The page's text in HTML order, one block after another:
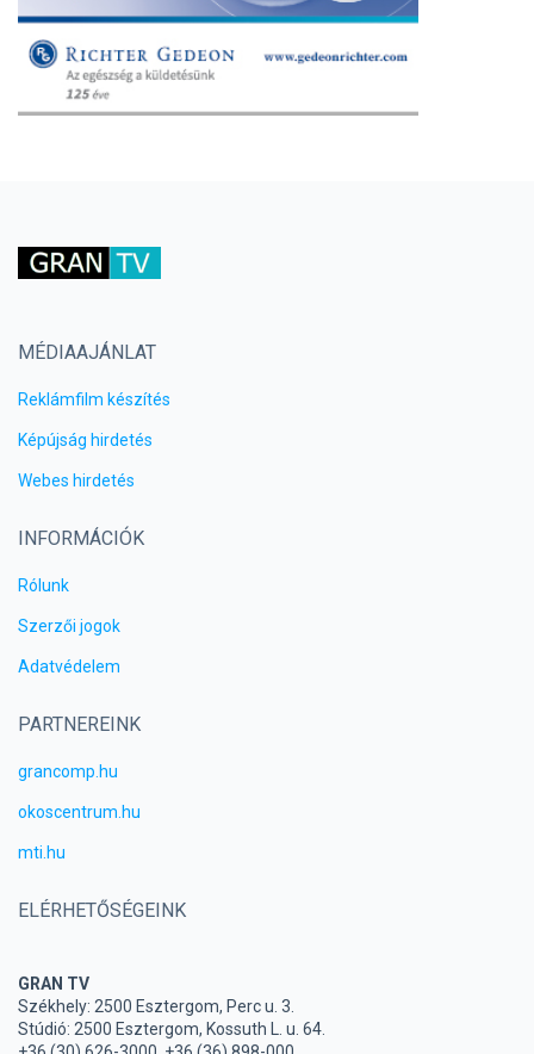
MÉDIAAJÁNLAT
Reklámfilm készítés
Képújság hirdetés
Webes hirdetés
INFORMÁCIÓK
Rólunk
Szerzői jogok
Adatvédelem
PARTNEREINK
grancomp.hu
okoscentrum.hu
mti.hu
ELÉRHETŐSÉGEINK
GRAN TV
Székhely: 2500 Esztergom, Perc u. 3.
Stúdió: 2500 Esztergom, Kossuth L. u. 64.